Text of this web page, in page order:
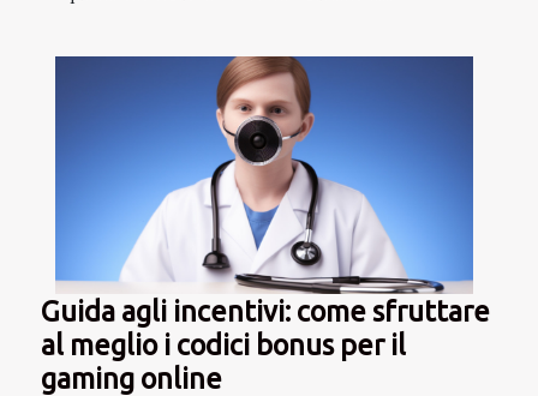
Guida agli incentivi: come sfruttare
al meglio i codici bonus per il
gaming online